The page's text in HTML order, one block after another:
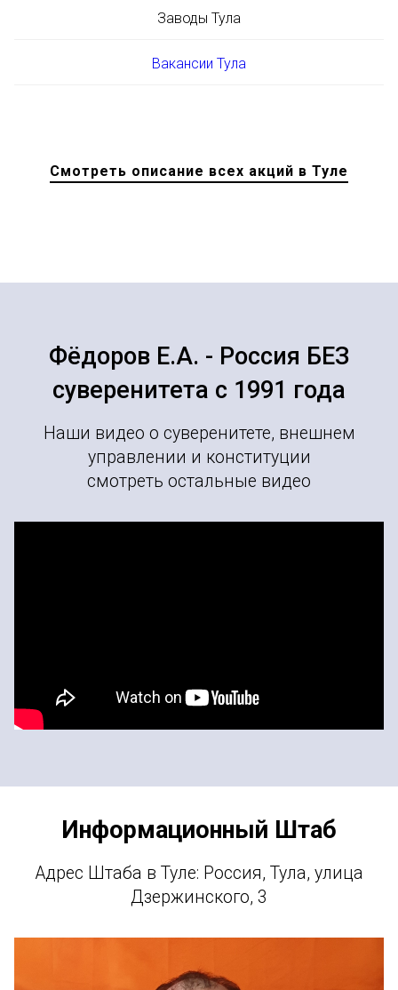
Заводы Тула
Вакансии Тула
Смотреть описание всех акций в Туле
Фёдоров Е.А. - Россия БЕЗ
суверенитета с 1991 года
Наши видео о суверенитете, внешнем
управлении и конституции
смотреть остальные видео
Информационный Штаб
Адрес Штаба в Туле: Россия, Тула, улица
Дзержинского, 3